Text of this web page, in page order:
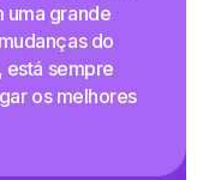
uma grande
do
está sempre
os melhores